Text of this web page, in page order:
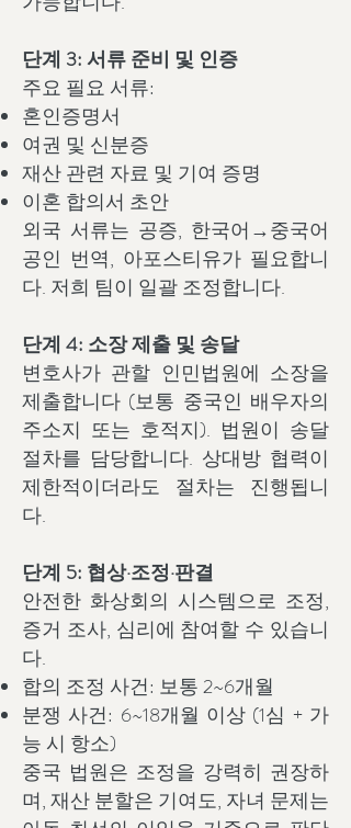
단계 3: 서류 준비 및 인증
주요 필요 서류:
혼인증명서
여권 및 신분증
재산 관련 자료 및 기여 증명
이혼 합의서 초안
외국 서류는 공증, 한국어→중국어
공인 번역, 아포스티유가 필요합니
다. 저희 팀이 일괄 조정합니다.
단계 4: 소장 제출 및 송달
변호사가 관할 인민법원에 소장을
제출합니다 (보통 중국인 배우자의
주소지 또는 호적지). 법원이 송달
절차를 담당합니다. 상대방 협력이
제한적이더라도 절차는 진행됩니
다.
단계 5: 협상·조정·판결
안전한 화상회의 시스템으로 조정,
증거 조사, 심리에 참여할 수 있습니
다.
합의 조정 사건: 보통 2~6개월
분쟁 사건: 6~18개월 이상 (1심 + 가
능 시 항소)
중국 법원은 조정을 강력히 권장하
며, 재산 분할은 기여도, 자녀 문제는